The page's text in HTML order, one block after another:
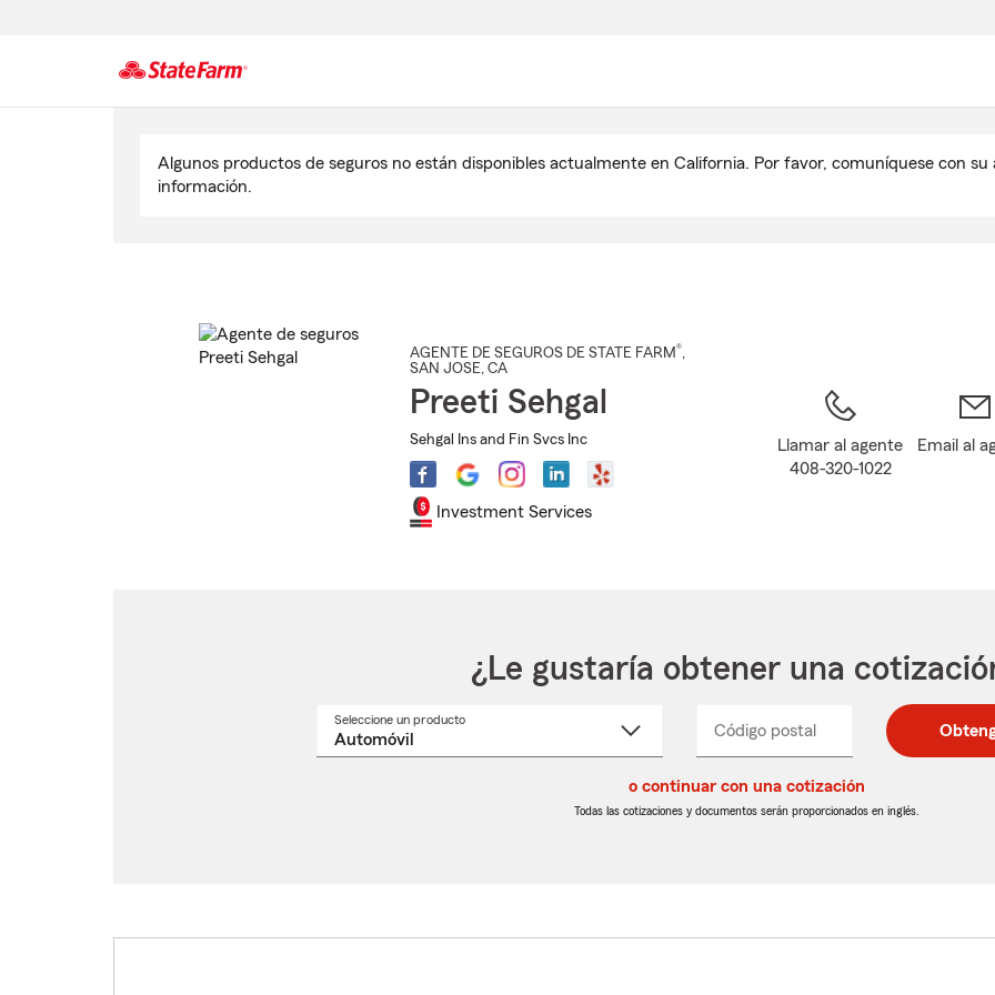
Algunos productos de seguros no están disponibles actualmente en California. Por favor, comuníquese con
información.
AGENTE DE SEGUROS DE STATE FARM®,
SAN JOSE, CA
Preeti Sehgal
Sehgal Ins and Fin Svcs Inc
Investment Services
Llamar al agente
408-320-1022
Email al
¿Le gustaría obtener una
Seleccione un productoSeleccione
Código postal
postal
de
postal
de
_____
o continuar con una cotización
Todas las cotizaciones y documentos serán proporcionados en inglés.